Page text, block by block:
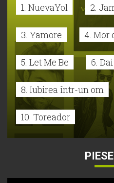
1. NuevaYol 2.
3. Yamore 4. Mor
5. Let Me Be 6.
8. Iubirea într-un om
10. Toreador